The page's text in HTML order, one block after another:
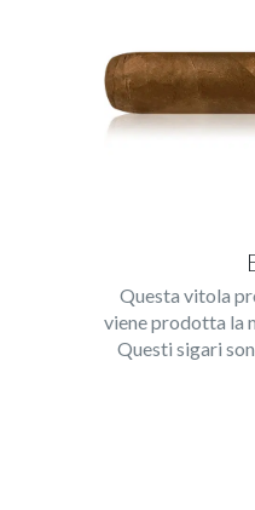
Questa vitola
viene prodotta la
Questi sigari